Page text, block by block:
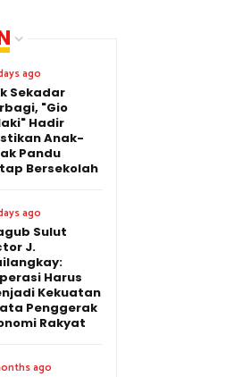
ago
Sekadar
"Gio
Hadir
Anak-
Pandu
Bersekolah
ago
Sulut
J.
Harus
Kekuatan
Penggerak
Rakyat
ago